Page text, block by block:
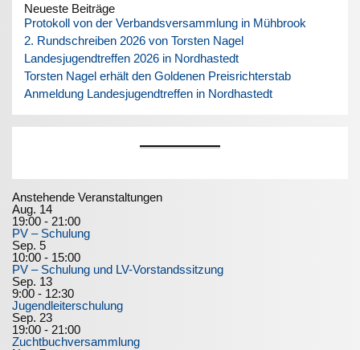
Neueste Beiträge
Protokoll von der Verbandsversammlung in Mühbrook
2. Rundschreiben 2026 von Torsten Nagel
Landesjugendtreffen 2026 in Nordhastedt
Torsten Nagel erhält den Goldenen Preisrichterstab
Anmeldung Landesjugendtreffen in Nordhastedt
Anstehende Veranstaltungen
Aug. 14
19:00 - 21:00
PV – Schulung
Sep.5
10:00 - 15:00
PV – Schulung und LV-Vorstandssitzung
Sep. 13
9:00 - 12:30
Jugendleiterschulung
Sep. 23
19:00 - 21:00
Zuchtbuchversammlung